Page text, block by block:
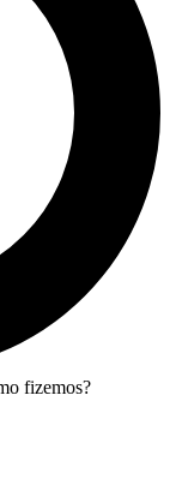
fizemos?